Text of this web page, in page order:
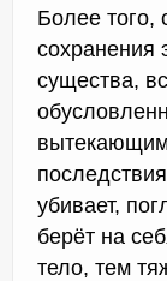
Более того,
сохранения
существа,
убивает,
берёт на
тело, тем